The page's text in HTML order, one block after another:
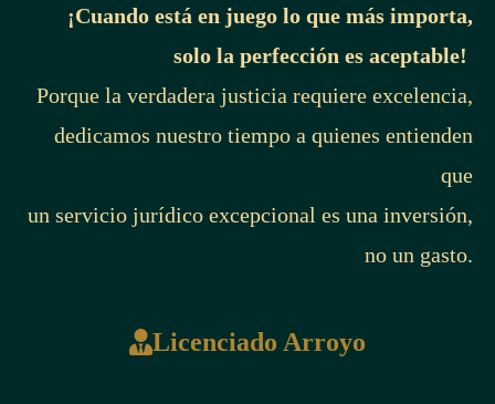
¡Cuando está en juego lo que más importa,
solo la perfección es aceptable!
Porque la verdadera justicia requiere excelencia,
dedicamos nuestro tiempo a quienes entienden
que
un servicio jurídico excepcional es una inversión,
no un gasto.
Licenciado Arroyo